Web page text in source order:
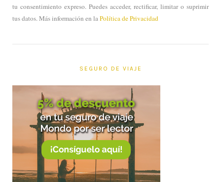
tu consentimiento expreso. Puedes acceder, rectificar, limitar o suprimir
tus datos. Más información en laPolítica de Privacidad
SEGURO DE VIAJE